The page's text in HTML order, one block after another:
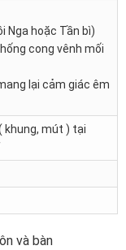
Nga hoặc Tần bì)
cong vênh mối
lại cảm giác êm
khung, mút ) tại
và bàn